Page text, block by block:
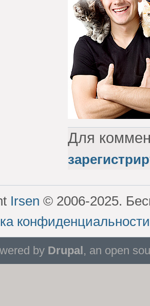
Для
Irsen © 2006-2025.
by Drupal, an open